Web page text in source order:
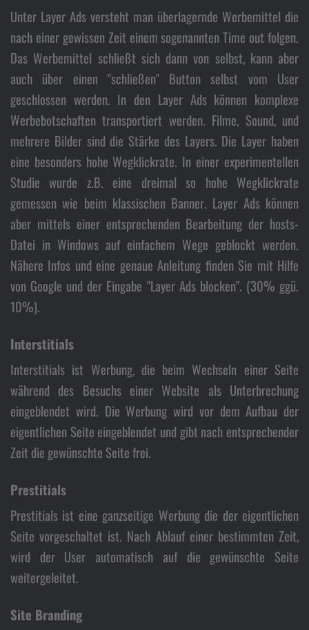
Unter Layer Ads versteht man überlagernde Werbemittel die
nach einer gewissen Zeit einem sogenannten Time out folgen.
Das Werbemittel schließt sich dann von selbst, kann aber
auch über einen "schließen" Button selbst vom User
geschlossen werden. In den Layer Ads können komplexe
Werbebotschaften transportiert werden. Filme, Sound, und
mehrere Bilder sind die Stärke des Layers. Die Layer haben
eine besonders hohe Wegklickrate. In einer experimentellen
Studie wurde z.B. eine dreimal so hohe Wegklickrate
gemessen wie beim klassischen Banner. Layer Ads können
aber mittels einer entsprechenden Bearbeitung der hosts-
Datei in Windows auf einfachem Wege geblockt werden.
Nähere Infos und eine genaue Anleitung finden Sie mit Hilfe
von Google und der Eingabe "Layer Ads blocken". (30% ggü.
10%).
Interstitials
Interstitials ist Werbung, die beim Wechseln einer Seite
während des Besuchs einer Website als Unterbrechung
eingeblendet wird. Die Werbung wird vor dem Aufbau der
eigentlichen Seite eingeblendet und gibt nach entsprechender
Zeit die gewünschte Seite frei.
Prestitials
Prestitials ist eine ganzseitige Werbung die der eigentlichen
Seite vorgeschaltet ist. Nach Ablauf einer bestimmten Zeit,
wird der User automatisch auf die gewünschte Seite
weitergeleitet.
Site Branding